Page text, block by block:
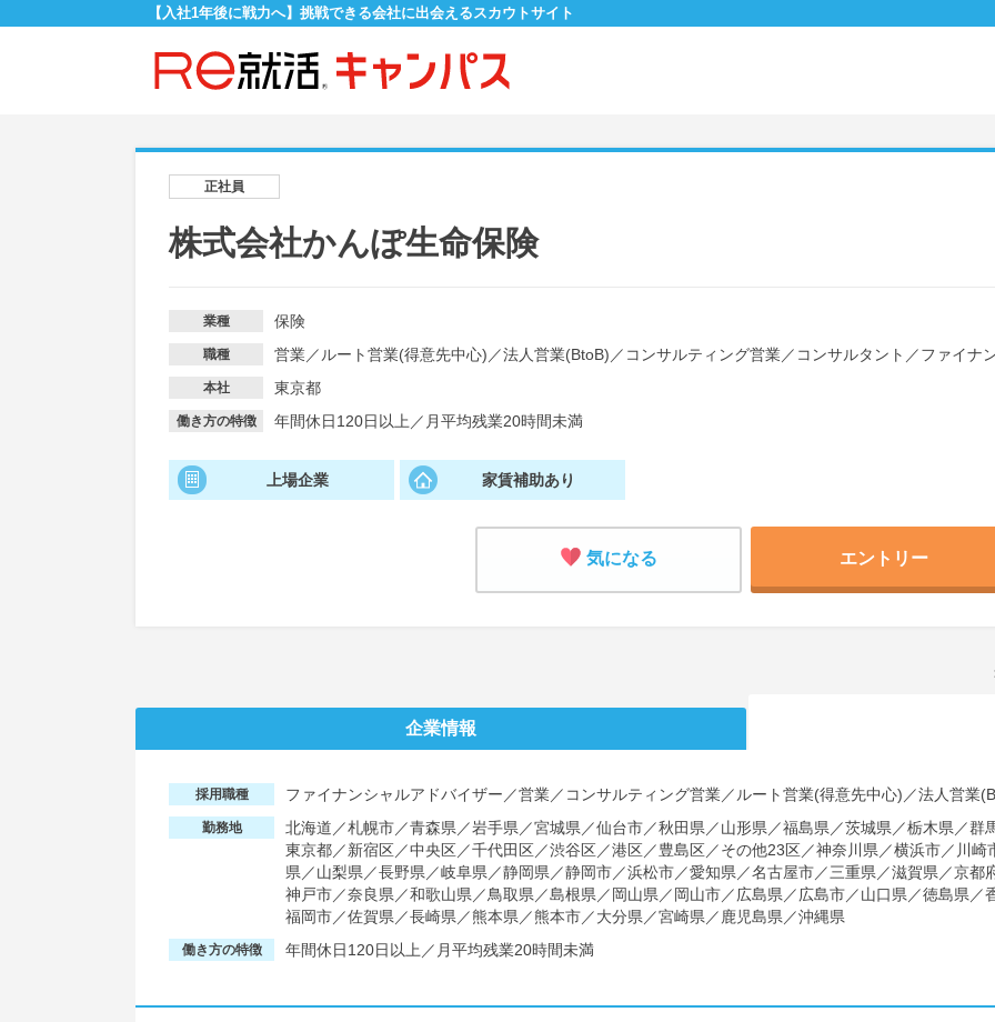
【入社1年後に戦力へ】挑戦できる会社に出会えるスカウトサイト
正社員
株式会社かんぽ生命保険
業種 保険
職種 営業／ ルート営業(得意先中心) ／法人営業(BtoB) ／ コンサルティング営業／ コンサルタント ／ファイナ
本社 東京都
働き方の特徴 年間休日120日以上 ／ 月平均残業20時間未満
上場企業 家賃補助あり
気になる エントリー
企業情報
採用職種 ファイナンシャルアドバイザー／営業／コンサルティング営業／ルート営業(得意先中心)／法人営業
勤務地
北海道／札幌市／青森県／岩手県／宮城県／仙台市／秋田県／山形県／福島県／茨城県／栃木県／群
東京都／新宿区／中央区／千代田区／渋谷区／港区／豊島区／その他23区／神奈川県／横浜市／川
県／山梨県／長野県／岐阜県／静岡県／静岡市／浜松市／愛知県／名古屋市／三重県／滋賀県／京都
神戸市／奈良県／和歌山県／鳥取県／島根県／岡山県／岡山市／広島県／広島市／山口県／徳島県／
福岡市／佐賀県／長崎県／熊本県／熊本市／大分県／宮崎県／鹿児島県／沖縄県
働き方の特徴 年間休日120日以上／月平均残業20時間未満